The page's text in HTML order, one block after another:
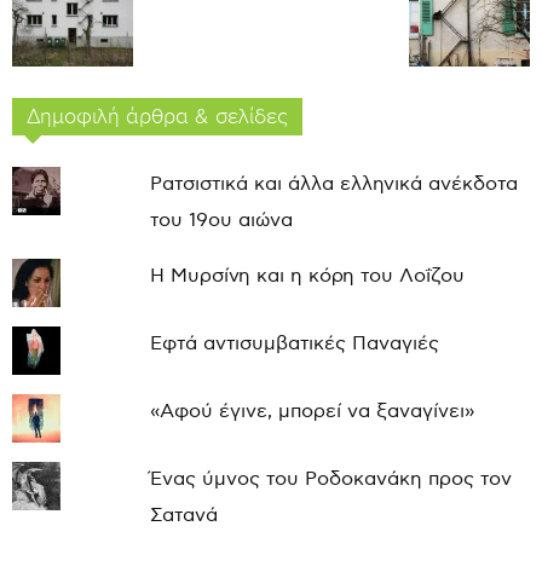
Δημοφιλή άρθρα & σελίδες
Ρατσιστικά και άλλα ελληνικά ανέκδοτα
του 19ου αιώνα
Η Μυρσίνη και η κόρη του Λοΐζου
Εφτά αντισυμβατικές Παναγιές
«Αφού έγινε, μπορεί να ξαναγίνει»
Ένας ύμνος του Ροδοκανάκη προς τον
Σατανά